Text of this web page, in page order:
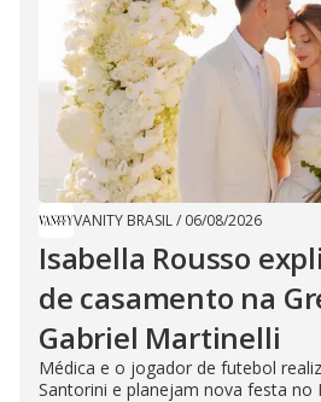
VANITY BRASIL/ 06/08/2026
Isabella Rousso
de casamento na
Gabriel Martinelli
Médica e o jogador de futebol
Santorini e planejam nova festa no